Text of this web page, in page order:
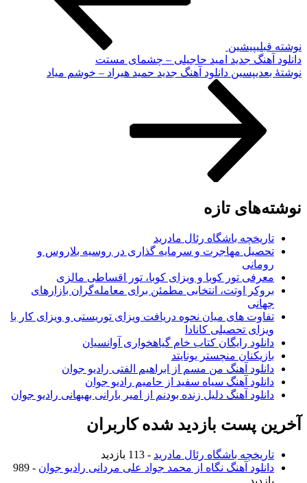
نوشته قبلیپیشین
دانلود آهنگ جدید امید حاجیلی – چشمای مستت
نوشته‌ٔ بعدیپسین دانلود آهنگ جدید حمید هیراد – خوشم میاد
نوشته‌های تازه
تاریخچه باشگاه رئال مادرید
تحصیل مهاجرت و سرمایه گذاری در روسیه بلاروس و
رومانی
معرفی تور کوبا و ویزای کوبا، تور اقساطی مالزی
بروکر اوتت، انتخابی مطمئن برای معامله‌گران بازارهای
جهانی
تفاوت های میان نحوه دریافت ویزای توریستی و ویزای کار با
ویزای تحصیلی کانادا
دانلود رایگان کتاب خام گیاهخواری آوانسیان
بازیکنان منچستر یونایتد
دانلود آهنگ من مسم از ابراهیم الفتی رادیو جوان
دانلود آهنگ سیاه سفید از حامیم رادیو جوان
دانلود آهنگ دلیل زنده بودنم از امیر بارانی بهبهانی رادیو جوان
آخرین پست بازدید شده کاربران
تاریخچه باشگاه رئال مادرید - 113 بازدید
دانلود آهنگ نگاه از محمد جواد علی مردانی رادیو جوان
- 989
بازدید